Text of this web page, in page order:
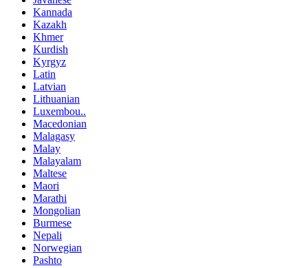
Kannada
Kazakh
Khmer
Kurdish
Kyrgyz
Latin
Latvian
Lithuanian
Luxembou..
Macedonian
Malagasy
Malay
Malayalam
Maltese
Maori
Marathi
Mongolian
Burmese
Nepali
Norwegian
Pashto